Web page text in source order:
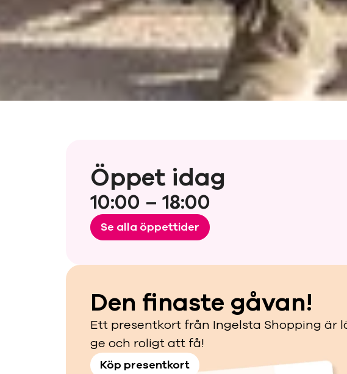
Öppet idag
10:00 – 18:00
Se alla öppettider
Den finaste gåvan!
Ett presentkort från Ingelsta Shopping är
ge och roligt att få!
Köp presentkort